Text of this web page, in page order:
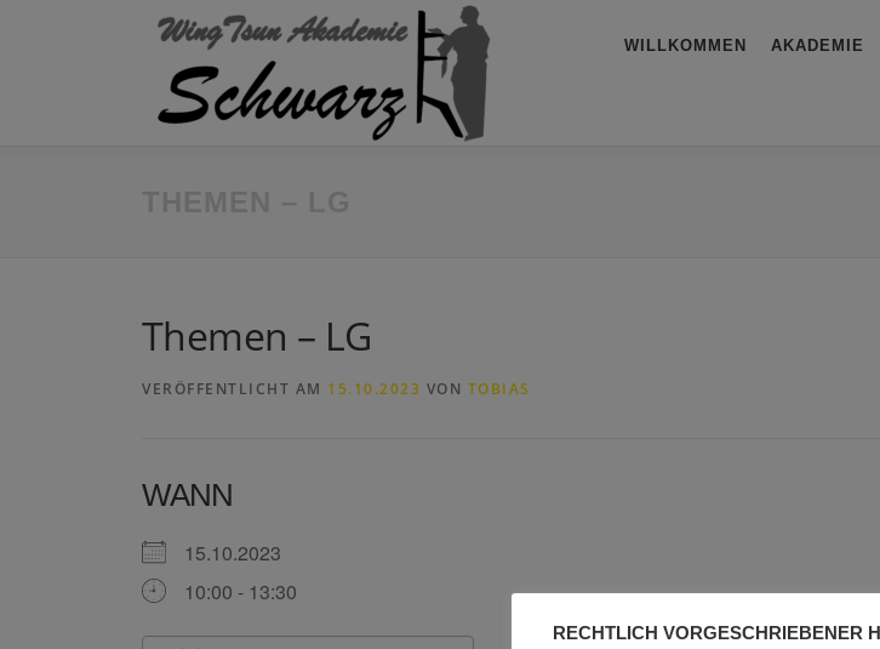
WILLKOMMEN AKADEMIE
Themen – LG
VERÖFFENTLICHT AM 15.10.2023 VON TOBIAS
WANN
15.10.2023
10:00 - 13:30
RECHTLICH VORGESCHRIEBENER